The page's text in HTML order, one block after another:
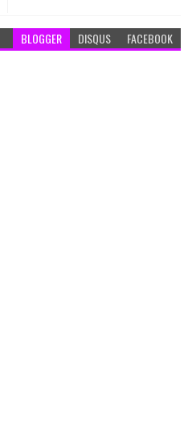
BLOGGER DISQUS FACEBOOK